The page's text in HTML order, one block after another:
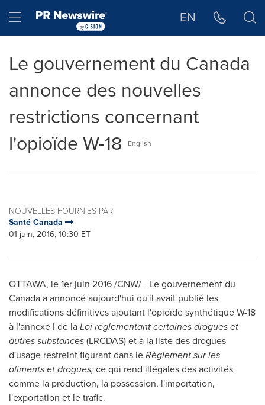
Hamburger menu EN
Le gouvernement du Canada
annonce des nouvelles
restrictions concernant
l'opioïde W-18
English
NOUVELLES FOURNIES PAR
Santé Canada
01 juin, 2016, 10:30 ET
OTTAWA, le 1er juin 2016 /CNW/ - Le gouvernement du
Canadaa annoncé aujourd'hui qu'il avait publié les
modifications définitives ajoutant l'opioïde synthétique W-18
à l'annexe I de laLoi réglementant certaines drogues et
autres substances(LRCDAS) et à la liste des drogues
d'usage restreint figurant dans leRèglement sur les
aliments et drogues, ce qui rend illégales des activités
comme la production, la possession, l'importation,
l'exportation et le trafic.